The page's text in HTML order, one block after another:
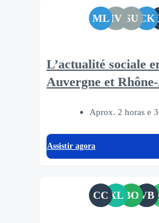
ML IV SU CK
L’actualité sociale
Auvergne et
Aprox. 2 horas e
Assistir agora
CC XL BO VB